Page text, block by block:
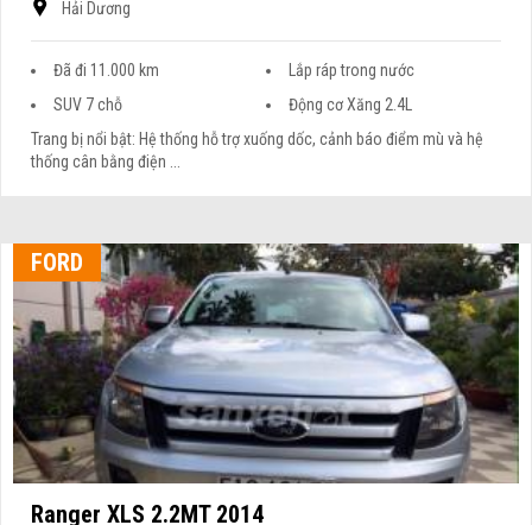
Đã đi 11.000 km
Lắp ráp trong nước
SUV 7 chỗ
Động cơ Xăng 2.4L
Trang bị nổi bật: Hệ thống hỗ trợ xuống dốc, cảnh báo điểm mù và hệ
thống cân bằng điện ...
FORD
Ranger XLS 2.2MT 2014